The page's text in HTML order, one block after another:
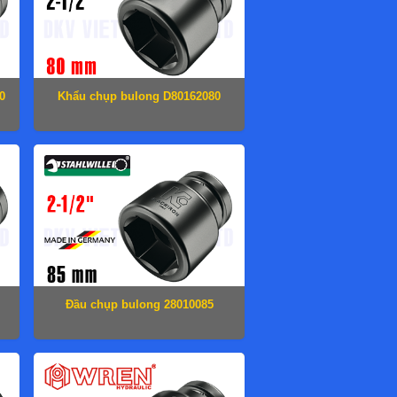
Khẩu chụp bulong D80162080
Đầu chụp bulong 28010085